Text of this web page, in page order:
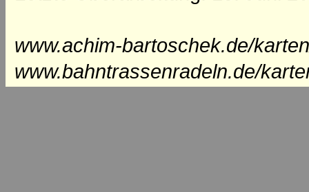
www.achim-bartoschek.de/
www.bahntrassenradeln.de/